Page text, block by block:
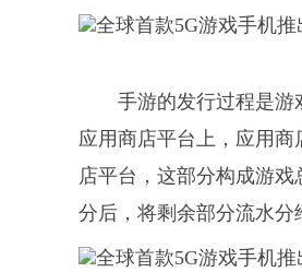
手游的发行过程是游
应用商店平台上，应用
店平台，这部分构成游
分后，将剩余部分流水分